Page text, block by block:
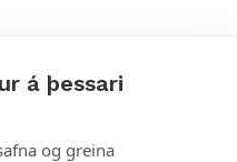
á þessari
og greina